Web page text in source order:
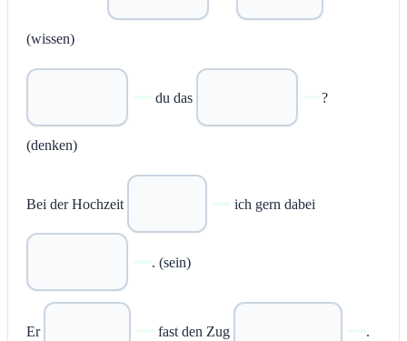
(wissen)
du das ?
(denken)
Bei der Hochzeit ich gern dabei
. (sein)
Er fast den Zug .